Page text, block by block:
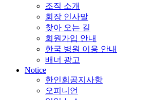
조직 소개
회장 인사말
찾아 오는 길
회원가입 안내
한국 병원 이용 안내
배너 광고
Notice
한인회공지사항
오피니언